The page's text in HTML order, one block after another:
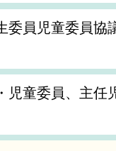
委員児童委員協
児童委員、主任